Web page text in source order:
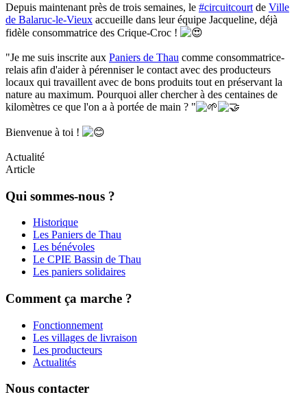
Depuis maintenant près de trois semaines, le #circuitcourt de Ville
de Balaruc-le-Vieux accueille dans leur équipe Jacqueline, déjà
fidèle consommatrice des Crique-Croc !
"Je me suis inscrite aux Paniers de Thau comme consommatrice-
relais afin d'aider à pérenniser le contact avec des producteurs
locaux qui travaillent avec de bons produits tout en préservant la
nature au maximum. Pourquoi aller chercher à des centaines de
kilomètres ce que l'on a à portée de main ? "
Bienvenue à toi !
Actualité
Article
Qui sommes-nous ?
Historique
Les Paniers de Thau
Les bénévoles
Le CPIE Bassin de Thau
Les paniers solidaires
Comment ça marche ?
Fonctionnement
Les villages de livraison
Les producteurs
Actualités
Nous contacter